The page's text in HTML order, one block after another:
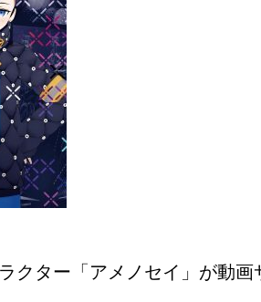
クター「アメノセイ」が動画